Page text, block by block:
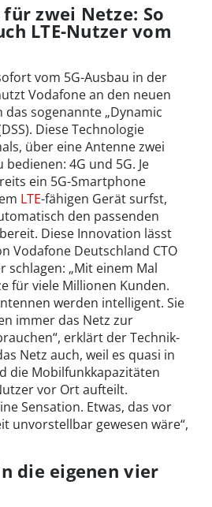
zwei Netze: So
LTE-Nutzer vom
vom 5G-Ausbau in der
Vodafone an den neuen
sogenannte „Dynamic
Diese Technologie
über eine Antenne zwei
4G und 5G. Je
ein 5G-Smartphone
LTE-fähigen Gerät surfst,
den passenden
Diese Innovation lässt
Vodafone Deutschland CTO
schlagen: „Mit einem Mal
für viele Millionen Kunden.
werden intelligent. Sie
immer das Netz zur
erklärt der Technik-
Netz auch, weil es quasi in
die Mobilfunkkapazitäten
vor Ort aufteilt.
Sensation. Etwas, das vor
unvorstellbar gewesen wäre“,
die eigenen vier